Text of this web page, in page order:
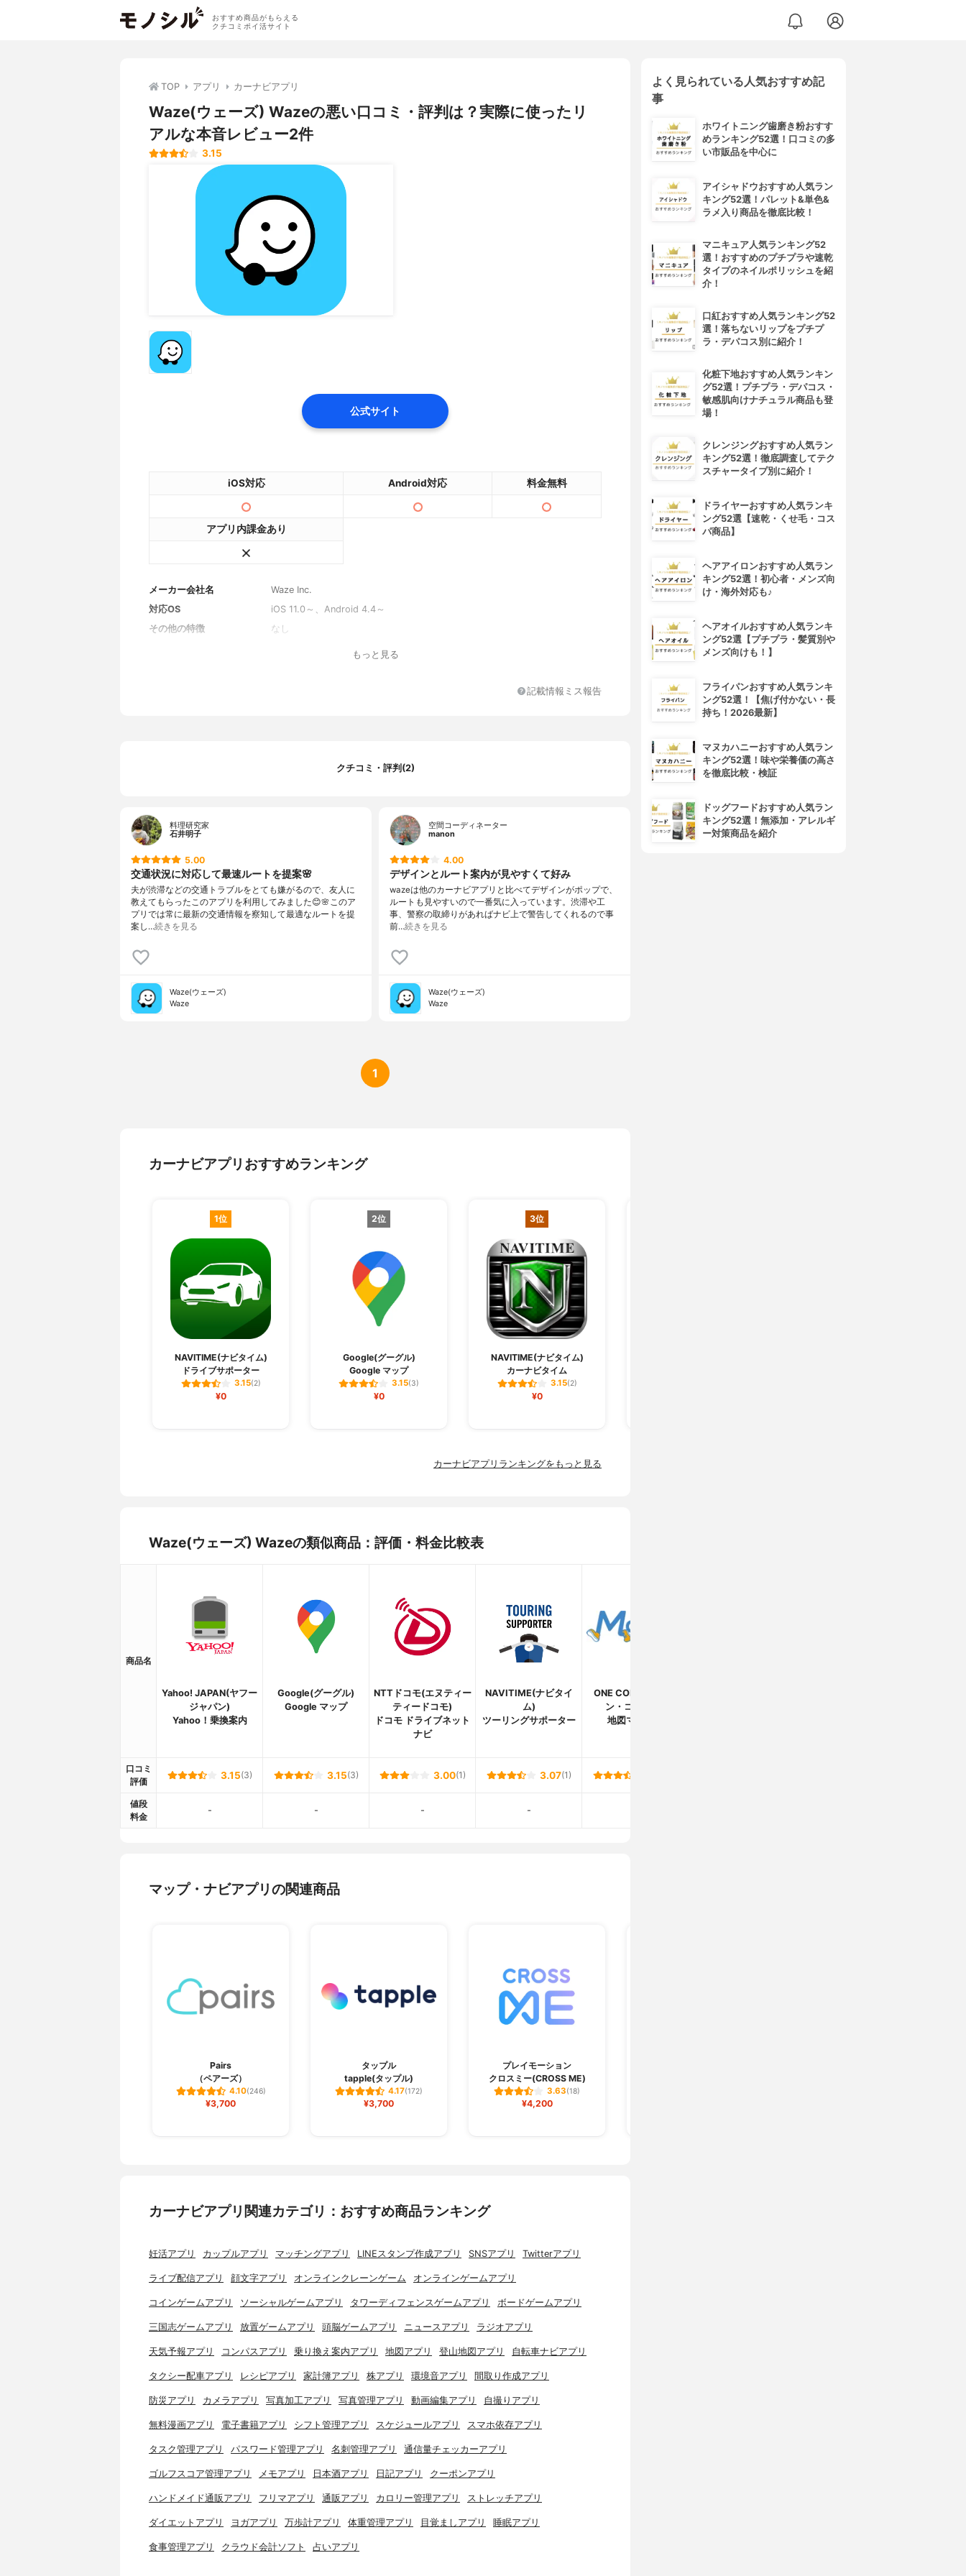
おすすめ商品がもらえる
クチコミポイ活サイト
TOP アプリ カーナビアプリ
Waze(ウェーズ) Wazeの悪い口コミ・評判は？実際に使ったリ
アルな本音レビュー2件
3.15
公式サイト
iOS対応 Android対応 料金無料
アプリ内課金あり
メーカー会社名
Waze Inc.
対応OS
iOS 11.0～、Android 4.4～
その他の特徴
なし
もっと見る
記載情報ミス報告
クチコミ・評判(2)
料理研究家
石井明子
5.00
交通状況に対応して最速ルートを提案🌸
夫が渋滞などの交通トラブルをとても嫌がるので、友人に
教えてもらったこのアプリを利用してみました😊🌸このア
プリでは常に最新の交通情報を察知して最適なルートを提
案し…続きを見る
Waze(ウェーズ)
Waze
空間コーディネーター
manon
4.00
デザインとルート案内が見やすくて好み
wazeは他のカーナビアプリと比べてデザインがポップで、
ルートも見やすいので一番気に入っています。渋滞や工
事、警察の取締りがあればナビ上で警告してくれるので事
前…続きを見る
Waze(ウェーズ)
Waze
1
カーナビアプリおすすめランキング
1位
NAVITIME(ナビタイム)
ドライブサポーター
3.15(2)
¥0
2位
Google(グーグル)
Google マップ
3.15(3)
¥0
3位
NAVITIME(ナビタイム)
カーナビタイム
3.15(2)
¥0
カーナビアプリランキングをもっと見る
Waze(ウェーズ) Wazeの類似商品：評価・料金比較表
商品名
Yahoo! JAPAN(ヤフー
ジャパン)
Yahoo！乗換案内
Google(グーグル)
Google マップ
NTTドコモ(エヌティー
ティードコモ)
ドコモ ドライブネット
ナビ
NAVITIME(ナビタイ
ム)
ツーリングサポーター
ONE COMPATH(ワ
ン・コンパス)
地図マピオン
口コミ
評価
3.15(3) 3.15(3) 3.00(1) 3.07(1)
値段
料金
- - - -
マップ・ナビアプリの関連商品
Pairs
（ペアーズ）
4.10(246)
¥3,700
タップル
tapple(タップル)
4.17(172)
¥3,700
プレイモーション
クロスミー(CROSS ME)
3.63(18)
¥4,200
カーナビアプリ関連カテゴリ：おすすめ商品ランキング
妊活アプリ カップルアプリ マッチングアプリ LINEスタンプ作成アプリ SNSアプリ Twitterアプリ
ライブ配信アプリ 顔文字アプリ オンラインクレーンゲーム オンラインゲームアプリ
コインゲームアプリ ソーシャルゲームアプリ タワーディフェンスゲームアプリ ボードゲームアプリ
三国志ゲームアプリ 放置ゲームアプリ 頭脳ゲームアプリ ニュースアプリ ラジオアプリ
天気予報アプリ コンパスアプリ 乗り換え案内アプリ 地図アプリ 登山地図アプリ 自転車ナビアプリ
タクシー配車アプリ レシピアプリ 家計簿アプリ 株アプリ 環境音アプリ 間取り作成アプリ
防災アプリ カメラアプリ 写真加工アプリ 写真管理アプリ 動画編集アプリ 自撮りアプリ
無料漫画アプリ 電子書籍アプリ シフト管理アプリ スケジュールアプリ スマホ依存アプリ
タスク管理アプリ パスワード管理アプリ 名刺管理アプリ 通信量チェッカーアプリ
ゴルフスコア管理アプリ メモアプリ 日本酒アプリ 日記アプリ クーポンアプリ
ハンドメイド通販アプリ フリマアプリ 通販アプリ カロリー管理アプリ ストレッチアプリ
ダイエットアプリ ヨガアプリ 万歩計アプリ 体重管理アプリ 目覚ましアプリ 睡眠アプリ
食事管理アプリ クラウド会計ソフト 占いアプリ
よく見られている人気おすすめ記
事
ホワイトニング歯磨き粉おすす
めランキング52選！口コミの多
い市販品を中心に
アイシャドウおすすめ人気ラン
キング52選！パレット&単色&
ラメ入り商品を徹底比較！
マニキュア人気ランキング52
選！おすすめのプチプラや速乾
タイプのネイルポリッシュを紹
介！
口紅おすすめ人気ランキング52
選！落ちないリップをプチプ
ラ・デパコス別に紹介！
化粧下地おすすめ人気ランキン
グ52選！プチプラ・デパコス・
敏感肌向けナチュラル商品も登
場！
クレンジングおすすめ人気ラン
キング52選！徹底調査してテク
スチャータイプ別に紹介！
ドライヤーおすすめ人気ランキ
ング52選【速乾・くせ毛・コス
パ商品】
ヘアアイロンおすすめ人気ラン
キング52選！初心者・メンズ向
け・海外対応も♪
ヘアオイルおすすめ人気ランキ
ング52選【プチプラ・髪質別や
メンズ向けも！】
フライパンおすすめ人気ランキ
ング52選！【焦げ付かない・長
持ち！2026最新】
マヌカハニーおすすめ人気ラン
キング52選！味や栄養価の高さ
を徹底比較・検証
ドッグフードおすすめ人気ラン
キング52選！無添加・アレルギ
ー対策商品を紹介